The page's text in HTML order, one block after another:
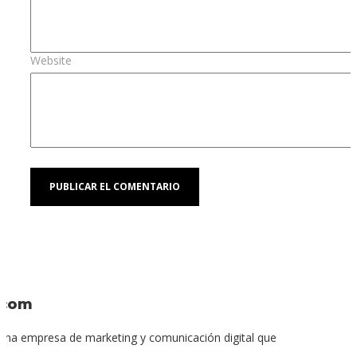
Website
empresa de marketing y comunicación digital que